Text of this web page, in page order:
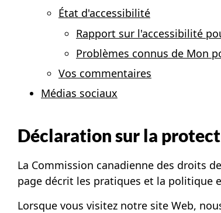
État d'accessibilité
Rapport sur l'accessibilité
Problèmes connus de Mon
Vos commentaires
Médias sociaux
Déclaration sur la
La Commission canadienne des droits
page décrit les pratiques et la politique
Lorsque vous visitez notre site Web,